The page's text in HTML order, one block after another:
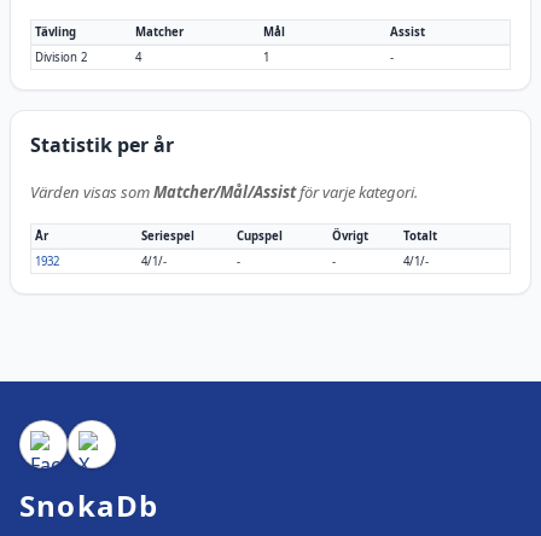
Tävling Matcher Mål
Assist
Division 2
4 1 -
Statistik per år
Värden visas somMatcher/Mål/Assistför varje kategori.
År Seriespel Cupspel Övrigt
Totalt
1932
4/1/- - - 4/1/-
SnokaDb